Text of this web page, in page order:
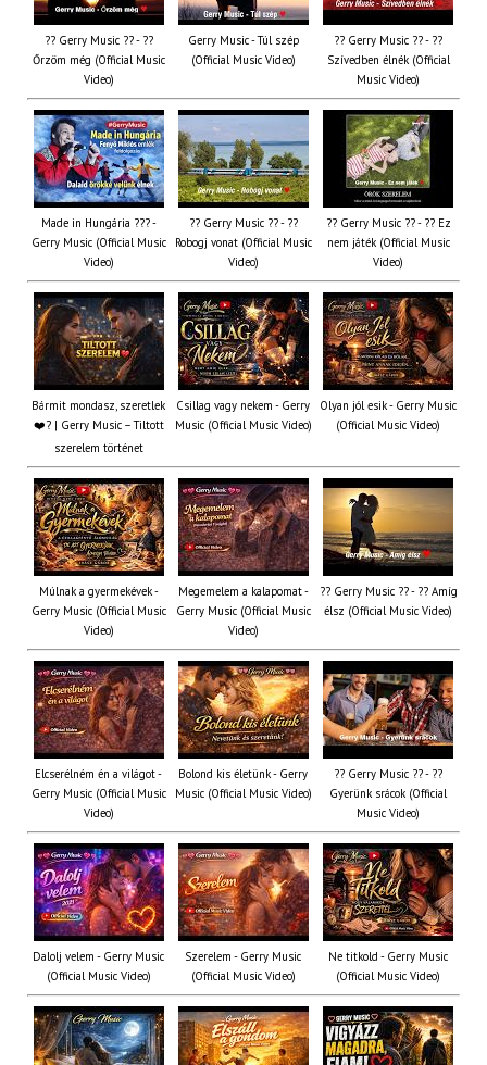
?? Gerry Music ?? - ??
Őrzöm még (Official Music
Video)
Gerry Music - Túl szép
(Official Music Video)
?? Gerry Music ?? - ??
Szívedben élnék (Official
Music Video)
Made in Hungária ??? -
Gerry Music (Official Music
Video)
?? Gerry Music ?? - ??
Robogj vonat (Official Music
Video)
?? Gerry Music ?? - ?? Ez
nem játék (Official Music
Video)
Bármit mondasz, szeretlek
❤️‍? | Gerry Music – Tiltott
szerelem történet
Csillag vagy nekem - Gerry
Music (Official Music Video)
Olyan jól esik - Gerry Music
(Official Music Video)
Múlnak a gyermekévek -
Gerry Music (Official Music
Video)
Megemelem a kalapomat -
Gerry Music (Official Music
Video)
?? Gerry Music ?? - ?? Amíg
élsz (Official Music Video)
Elcserélném én a világot -
Gerry Music (Official Music
Video)
Bolond kis életünk - Gerry
Music (Official Music Video)
?? Gerry Music ?? - ??
Gyerünk srácok (Official
Music Video)
Dalolj velem - Gerry Music
(Official Music Video)
Szerelem - Gerry Music
(Official Music Video)
Ne titkold - Gerry Music
(Official Music Video)